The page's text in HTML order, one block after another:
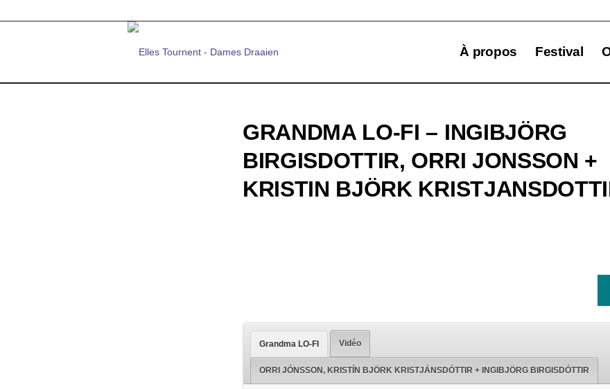
À propos Festival
GRANDMA LO-FI – INGIBJÖRG
BIRGISDOTTIR, ORRI JONSSON +
KRISTIN BJÖRK
Grandma LO-FI Vidéo
ORRI JÓNSSON, KRISTÍN BJÖRK KRISTJÁNSDÓTTIR + INGIBJÖRG BIRGISDÓTTIR